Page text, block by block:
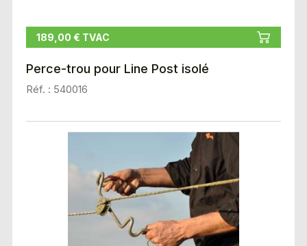
189,00 € TVAC
Perce-trou pour Line Post isolé
Réf. : 540016